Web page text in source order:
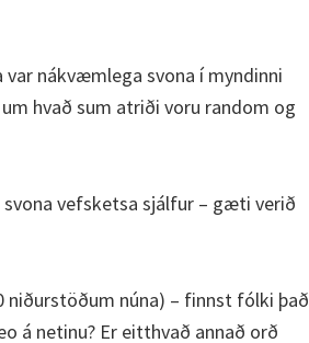
nákvæmlega svona í myndinni
hvað sum atriði voru random og
vefsketsa sjálfur – gæti verið
niðurstöðum núna) – finnst fólki það
á netinu? Er eitthvað annað orð